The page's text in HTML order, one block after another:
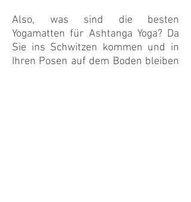
Also, was sind die besten
Yogamatten für Ashtanga Yoga? Da
Sie ins Schwitzen kommen und in
Ihren Posen auf dem Boden bleiben